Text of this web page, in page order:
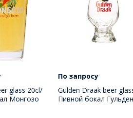
glass 20cl/
Монгозо
По запросу
Gulden Draak beer
Пивной бокал Гульден